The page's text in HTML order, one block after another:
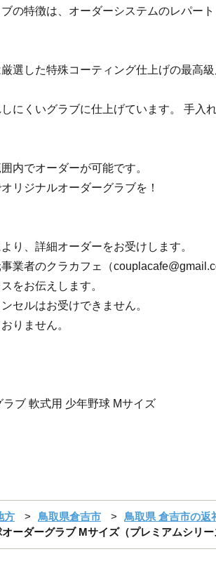
の特徴は、オーダーシステムのレパー
選した特殊コーティング仕上げの最高
にくいグラブに仕上げています。 手入
内でオーダーが可能です。
リジナルオーダーグラブを！
り、詳細オーダーをお受けします。
業者のクラカフェ（
をお伝えします。
セルはお受けできません。
りません。
ブ 軟式用 少年野球 Mサイズ
方 鳥取県倉吉市
鳥取県 倉吉市の返
ーダーグラブ Mサイズ（プレミアムシリ